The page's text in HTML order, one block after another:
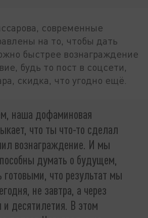
современные
на то, чтобы дать
быстрее вознаграждение
будь то пост в соцсети,
скидка, что угодно ещё.
наша дофаминовая
что ты что-то сделал
вознаграждение. И мы
думать о будущем,
готовыми, что результат мы
не завтра, а через
десятилетия. В этом